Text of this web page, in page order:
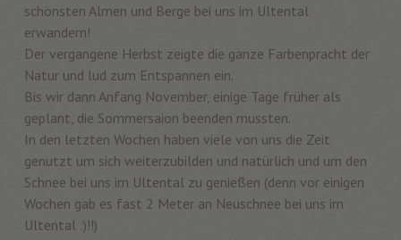
schönsten Almen und Berge bei uns im Ultental
erwandern!
Der vergangene Herbst zeigte die ganze Farbenpracht der
Natur und lud zum Entspannen ein.
Bis wir dann Anfang November, einige Tage früher als
geplant, die Sommersaion beenden mussten.
In den letzten Wochen haben viele von uns die Zeit
genutzt um sich weiterzubilden und natürlich und um den
Schnee bei uns im Ultental zu genießen (denn vor einigen
Wochen gab es fast 2 Meter an Neuschnee bei uns im
Ultental :)!!)